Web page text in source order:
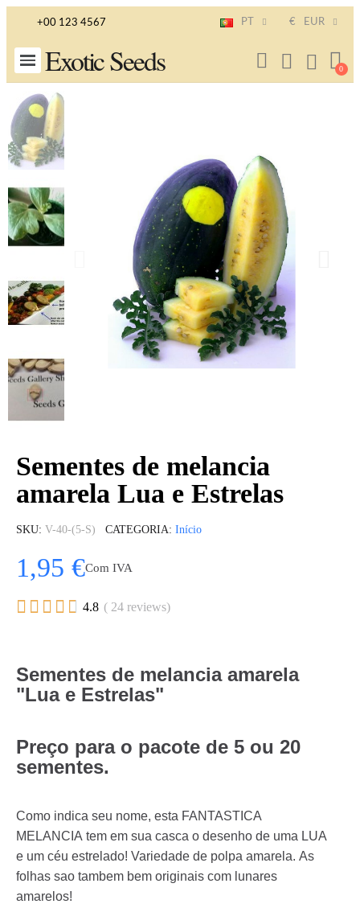
+00 123 4567 PT € EUR
Exotic Seeds
Sementes de melancia
amarela Lua e Estrelas
SKU V-40-(5-S) CATEGORIA Início
1,95 €Com IVA
     4.8 ( 24 reviews)
Sementes de melancia amarela
"Lua e Estrelas"
Preço para o pacote de 5 ou 20
sementes.
Como indica seu nome, esta FANTASTICA
MELANCIA tem em sua casca o desenho de uma LUA
e um céu estrelado! Variedade de polpa amarela. As
folhas sao tambem bem originais com lunares
amarelos!